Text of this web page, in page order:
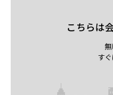
こちらは
す